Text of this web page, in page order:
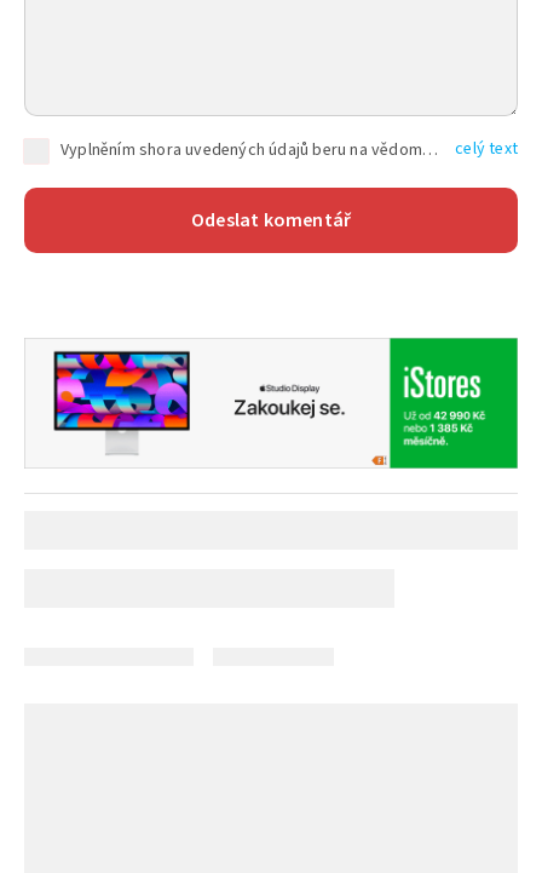
Vyplněním shora uvedených údajů beru na vědomí, že společnost TEXT FACTORY s.r.o., sídlem Brno, Durďákova 336/29, Černá Pole, PSČ: 613 00, IČ: 06157831, zapsané u Krajského soudu v Brně, oddíl C, vložka 100399, bude zpracovávat mé osobní údaje uvedené v rámci mnou vyplněného registračního formuláře na základě oprávněných zájmů TEXT FACTORY s.r.o. dle čl. 6 odst. 1 písm. f) GDPR a pro splnění právních povinností (čl. 6 odst. 1 písm. c) GDPR), a to pro tyto účely: nezbytnost zajistit oprávnění návštěvníka webových stránek provozovaných společností TEXT FACTORY s.r.o. přispívat aktivně ke zveřejněným článkům nebo v rámci diskusních fór a výkon práv TEXT FACTORY s.r.o. jako administrátora těchto diskusních fór. Více informací o zpracování osobních údajů a právech lze nalézt v celý text